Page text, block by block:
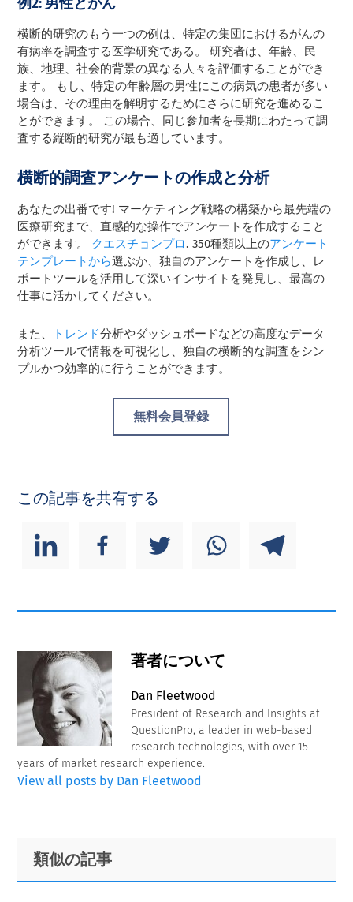
横断的研究のもう一つの例は、特定の集団におけるがんの
有病率を調査する医学研究である。 研究者は、年齢、民
族、地理、社会的背景の異なる人々を評価することができ
ます。 もし、特定の年齢層の男性にこの病気の患者が多い
場合は、その理由を解明するためにさらに研究を進めるこ
とができます。 この場合、同じ参加者を長期にわたって調
査する縦断的研究が最も適しています。
横断的調査アンケートの作成と分析
あなたの出番です! マーケティング戦略の構築から最先端の
医療研究まで、直感的な操作でアンケートを作成すること
ができます。 クエスチョンプロ. 350種類以上のアンケート
テンプレートから選ぶか、独自のアンケートを作成し、レ
ポートツールを活用して深いインサイトを発見し、最高の
仕事に活かしてください。
また、 トレンド分析やダッシュボードなどの高度なデータ
分析ツールで情報を可視化し、独自の横断的な調査をシン
プルかつ効率的に行うことができます。
無料会員登録
この記事を共有する
著者について
Dan Fleetwood
President of Research and Insights at
QuestionPro, a leader in web-based
research technologies, with over 15
years of market research experience.
View all posts by Dan Fleetwood
Primary
Sidebar
Footer
類似の記事